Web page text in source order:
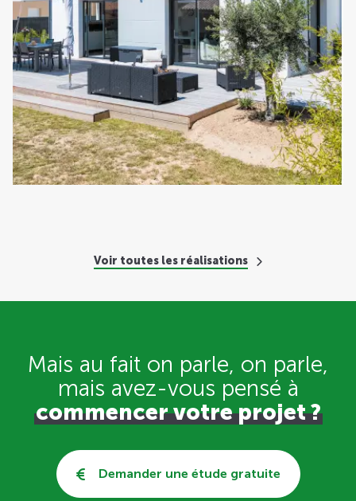
Voir toutes les réalisations
Mais au fait on parle, on parle,
mais avez-vous pensé à
commencer votre projet ?
Demander une étude gratuite